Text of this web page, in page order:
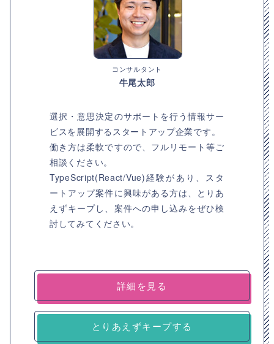
コンサルタント
牛尾太郎
選択・意思決定のサポートを行う情報サー
ビスを展開するスタートアップ企業です。
働き方は柔軟ですので、フルリモート等ご
相談ください。
TypeScript(React/Vue)経験があり、スタ
ートアップ案件に興味がある方は、とりあ
えずキープし、案件への申し込みをぜひ検
討してみてください。
詳細を見る
とりあえずキープする